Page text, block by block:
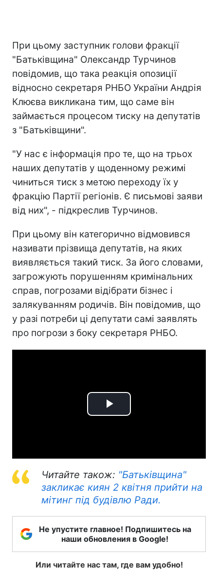
При цьому заступник голови фракції
"Батьківщина" Олександр Турчинов
повідомив, що така реакція опозиції
відносно секретаря РНБО України Андрія
Клюєва викликана тим, що саме він
займається процесом тиску на депутатів
з "Батьківщини".
"У нас є інформація про те, що на трьох
наших депутатів у щоденному режимі
чиниться тиск з метою переходу їх у
фракцію Партії регіонів. Є письмові заяви
від них", - підкреслив Турчинов.
При цьому він категорично відмовився
називати прізвища депутатів, на яких
виявляється такий тиск. За його словами,
загрожують порушенням кримінальних
справ, погрозами відібрати бізнес і
залякуванням родичів. Він повідомив, що
у разі потреби ці депутати самі заявлять
про погрози з боку секретаря РНБО.
Play
Читайте також: "Батьківщина"
закликає киян 2 квітня прийти на
мітинг під будівлю Ради.
Не упустите главное! Подпишитесь на
наши обновления в Google!
Или читайте нас там, где вам удобно!